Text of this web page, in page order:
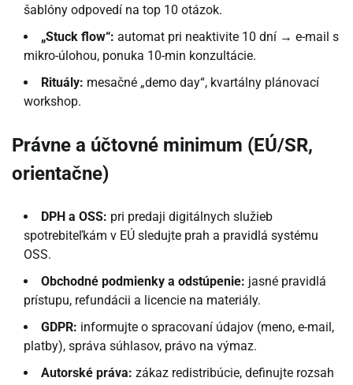
šablóny odpovedí na top 10 otázok.
„Stuck flow“: automat pri neaktivite 10 dní → e-mail s
mikro-úlohou, ponuka 10-min konzultácie.
Rituály: mesačné „demo day“, kvartálny plánovací
workshop.
Právne a účtovné minimum (EÚ/SR,
orientačne)
DPH a OSS: pri predaji digitálnych služieb
spotrebiteľkám v EÚ sledujte prah a pravidlá systému
OSS.
Obchodné podmienky a odstúpenie: jasné pravidlá
prístupu, refundácii a licencie na materiály.
GDPR: informujte o spracovaní údajov (meno, e-mail,
platby), správa súhlasov, právo na výmaz.
Autorské práva: zákaz redistribúcie, definujte rozsah